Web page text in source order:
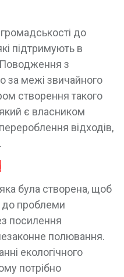
до
підтримують в
Поводження з
за межі звичайного
створення такого
є власником
відходів,
була створена, щоб
до проблеми
посилення
полювання.
екологічного
потрібно